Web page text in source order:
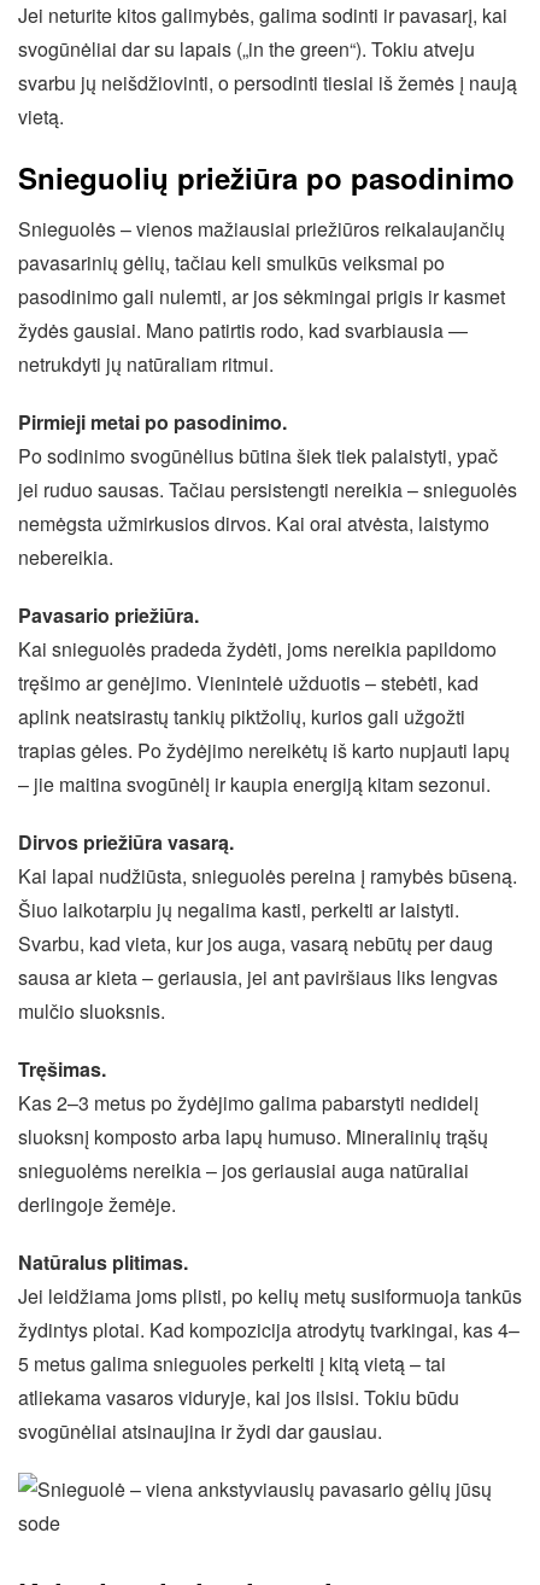
Jei neturite kitos galimybės, galima sodinti ir pavasarį, kai
svogūnėliai dar su lapais („in the green“). Tokiu atveju
svarbu jų neišdžiovinti, o persodinti tiesiai iš žemės į naują
vietą.
Snieguolių priežiūra po pasodinimo
Snieguolės – vienos mažiausiai priežiūros reikalaujančių
pavasarinių gėlių, tačiau keli smulkūs veiksmai po
pasodinimo gali nulemti, ar jos sėkmingai prigis ir kasmet
žydės gausiai. Mano patirtis rodo, kad svarbiausia —
netrukdyti jų natūraliam ritmui.
Pirmieji metai po pasodinimo.
Po sodinimo svogūnėlius būtina šiek tiek palaistyti, ypač
jei ruduo sausas. Tačiau persistengti nereikia – snieguolės
nemėgsta užmirkusios dirvos. Kai orai atvėsta, laistymo
nebereikia.
Pavasario priežiūra.
Kai snieguolės pradeda žydėti, joms nereikia papildomo
tręšimo ar genėjimo. Vienintelė užduotis – stebėti, kad
aplink neatsirastų tankių piktžolių, kurios gali užgožti
trapias gėles. Po žydėjimo nereikėtų iš karto nupjauti lapų
– jie maitina svogūnėlį ir kaupia energiją kitam sezonui.
Dirvos priežiūra vasarą.
Kai lapai nudžiūsta, snieguolės pereina į ramybės būseną.
Šiuo laikotarpiu jų negalima kasti, perkelti ar laistyti.
Svarbu, kad vieta, kur jos auga, vasarą nebūtų per daug
sausa ar kieta – geriausia, jei ant paviršiaus liks lengvas
mulčio sluoksnis.
Tręšimas.
Kas 2–3 metus po žydėjimo galima pabarstyti nedidelį
sluoksnį komposto arba lapų humuso. Mineralinių trąšų
snieguolėms nereikia – jos geriausiai auga natūraliai
derlingoje žemėje.
Natūralus plitimas.
Jei leidžiama joms plisti, po kelių metų susiformuoja tankūs
žydintys plotai. Kad kompozicija atrodytų tvarkingai, kas 4–
5 metus galima snieguoles perkelti į kitą vietą – tai
atliekama vasaros viduryje, kai jos ilsisi. Tokiu būdu
svogūnėliai atsinaujina ir žydi dar gausiau.